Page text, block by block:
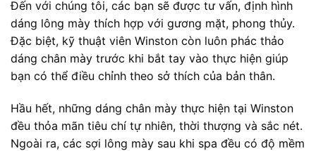
Đến với chúng tôi, các bạn sẽ được tư vấn, định hình
dáng lông mày thích hợp với gương mặt, phong thủy.
Đặc biệt, kỹ thuật viên Winston còn luôn phác thảo
dáng chân mày trước khi bắt tay vào thực hiện giúp
bạn có thể điều chỉnh theo sở thích của bản thân.
Hầu hết, những dáng chân mày thực hiện tại Winston
đều thỏa mãn tiêu chí tự nhiên, thời thượng và sắc nét.
Ngoài ra, các sợi lông mày sau khi spa đều có độ mềm